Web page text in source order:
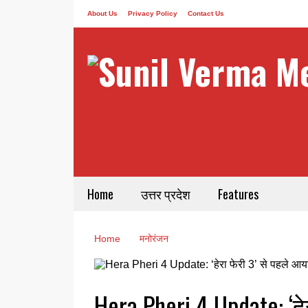
About Us Privacy Policy Contact Us
Home उत्तर प्रदेश Features
Home मनोरंजन